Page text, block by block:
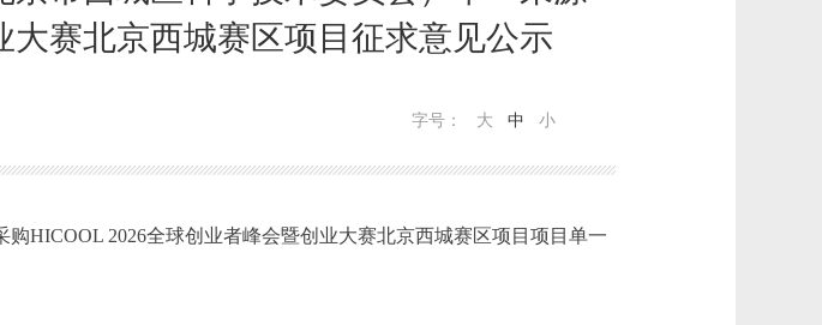
大赛北京西城赛区项目征求意见公示
字号： 大 中 小
HICOOL 2026全球创业者峰会暨创业大赛北京西城赛区项目项目单一